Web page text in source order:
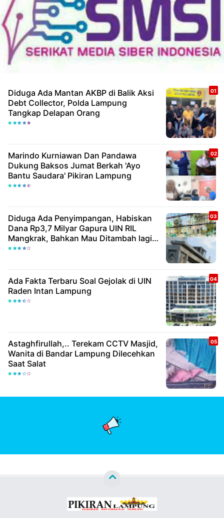
Diduga Ada Mantan AKBP di Balik Aksi
Debt Collector, Polda Lampung
Tangkap Delapan Orang
Marindo Kurniawan Dan Pandawa
Dukung Baksos Jumat Berkah 'Ayo
Bantu Saudara' Pikiran Lampung
Diduga Ada Penyimpangan, Habiskan
Dana Rp3,7 Milyar Gapura UIN RIL
Mangkrak, Bahkan Mau Ditambah lagi 7
Milyar
Ada Fakta Terbaru Soal Gejolak di UIN
Raden Intan Lampung
Astaghfirullah,.. Terekam CCTV Masjid,
Wanita di Bandar Lampung Dilecehkan
Saat Salat